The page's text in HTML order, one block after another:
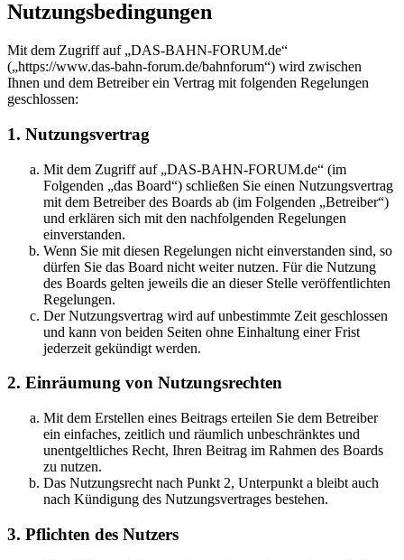
Nutzungsbedingungen
Mit dem Zugriff auf „DAS-BAHN-FORUM.de“
(„https://www.das-bahn-forum.de/bahnforum“) wird zwischen
Ihnen und dem Betreiber ein Vertrag mit folgenden Regelungen
geschlossen:
1. Nutzungsvertrag
Mit dem Zugriff auf „DAS-BAHN-FORUM.de“ (im
Folgenden „das Board“) schließen Sie einen Nutzungsvertrag
mit dem Betreiber des Boards ab (im Folgenden „Betreiber“)
und erklären sich mit den nachfolgenden Regelungen
einverstanden.
Wenn Sie mit diesen Regelungen nicht einverstanden sind, so
dürfen Sie das Board nicht weiter nutzen. Für die Nutzung
des Boards gelten jeweils die an dieser Stelle veröffentlichten
Regelungen.
Der Nutzungsvertrag wird auf unbestimmte Zeit geschlossen
und kann von beiden Seiten ohne Einhaltung einer Frist
jederzeit gekündigt werden.
2. Einräumung von Nutzungsrechten
Mit dem Erstellen eines Beitrags erteilen Sie dem Betreiber
ein einfaches, zeitlich und räumlich unbeschränktes und
unentgeltliches Recht, Ihren Beitrag im Rahmen des Boards
zu nutzen.
Das Nutzungsrecht nach Punkt 2, Unterpunkt a bleibt auch
nach Kündigung des Nutzungsvertrages bestehen.
3. Pflichten des Nutzers